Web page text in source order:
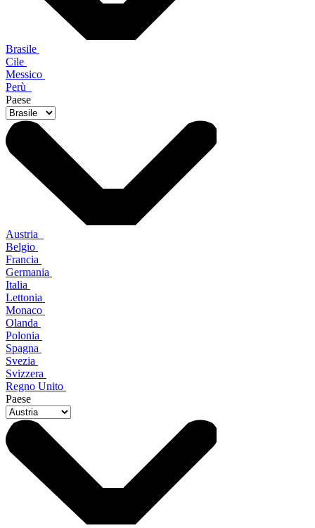
Brasile
Cile
Messico
Perù
Paese
Austria
Belgio
Francia
Germania
Italia
Lettonia
Monaco
Olanda
Polonia
Spagna
Svezia
Svizzera
Regno Unito
Paese